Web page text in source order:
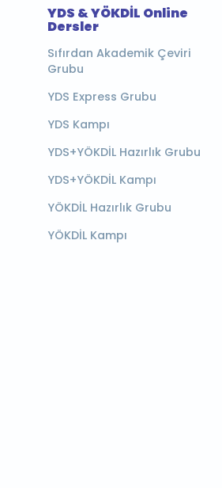
YDS & YÖKDİL Online
Dersler
Sıfırdan Akademik Çeviri
Grubu
YDS Express Grubu
YDS Kampı
YDS+YÖKDİL Hazırlık Grubu
YDS+YÖKDİL Kampı
YÖKDİL Hazırlık Grubu
YÖKDİL Kampı